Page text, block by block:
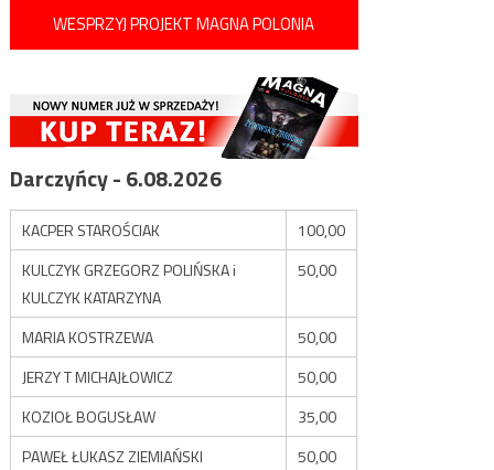
WESPRZYJ PROJEKT MAGNA POLONIA
Darczyńcy - 6.08.2026
KACPER STAROŚCIAK
100,00
KULCZYK GRZEGORZ POLIŃSKA i
KULCZYK KATARZYNA
50,00
MARIA KOSTRZEWA
50,00
JERZY T MICHAJŁOWICZ
50,00
KOZIOŁ BOGUSŁAW
35,00
PAWEŁ ŁUKASZ ZIEMIAŃSKI
50,00